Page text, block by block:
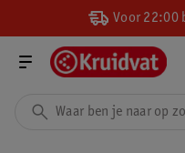
Voor 22:00